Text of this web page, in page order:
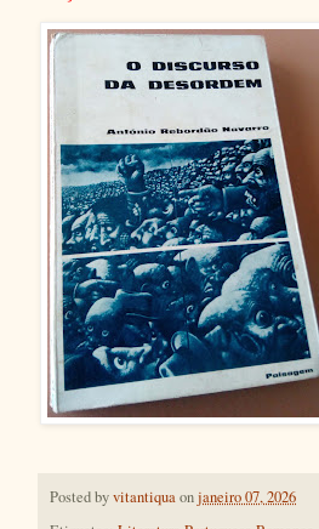
Posted byvitantiquaonjaneiro 07, 2026